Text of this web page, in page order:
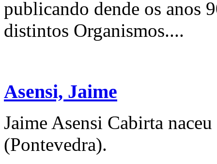
publicando dende os anos
distintos Organismos....
Asensi, Jaime
Jaime Asensi Cabirta
(Pontevedra).